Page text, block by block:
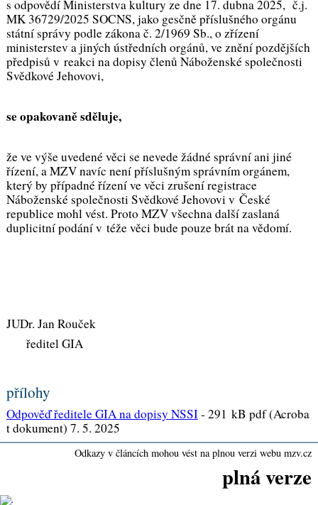
s odpovědí Ministerstva kultury ze dne 17. dubna 2025, č.j.
MK 36729/2025 SOCNS, jako gesčně příslušného orgánu
státní správy podle zákona č. 2/1969 Sb., o zřízení
ministerstev a jiných ústředních orgánů, ve znění pozdějších
předpisů v reakci na dopisy členů Náboženské společnosti
Svědkové Jehovovi,
se opakovaně sděluje,
že ve výše uvedené věci se nevede žádné správní ani jiné
řízení, a MZV navíc není příslušným správním orgánem,
který by případné řízení ve věci zrušení registrace
Náboženské společnosti Svědkové Jehovovi v České
republice mohl vést. Proto MZV všechna další zaslaná
duplicitní podání v téže věci bude pouze brát na vědomí.
JUDr. Jan Rouček
ředitel GIA
přílohy
Odpověď ředitele GIA na dopisy NSSI- 291 kB pdf (Acroba
t dokument) 7. 5. 2025
Odkazy v článcích mohou vést na plnou verzi webu mzv.cz
plná verze